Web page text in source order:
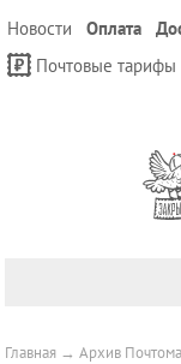
Новости Оплата
Почтовые тарифы
Главная →Архив